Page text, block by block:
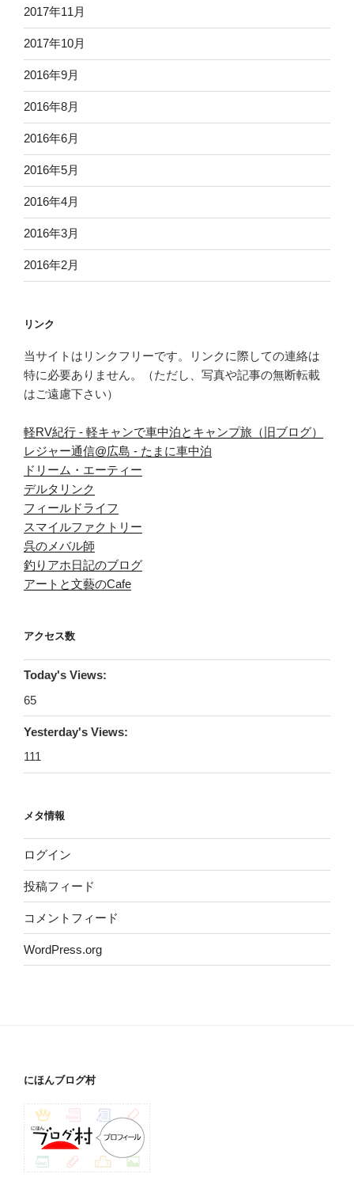
2017年11月
2017年10月
2016年9月
2016年8月
2016年6月
2016年5月
2016年4月
2016年3月
2016年2月
リンク
当サイトはリンクフリーです。リンクに際しての連絡は
特に必要ありません。（ただし、写真や記事の無断転載
はご遠慮下さい）
軽RV紀行 - 軽キャンで車中泊とキャンプ旅（旧ブログ）
レジャー通信@広島 - たまに車中泊
ドリーム・エーティー
デルタリンク
フィールドライフ
スマイルファクトリー
呉のメバル師
釣りアホ日記のブログ
アートと文藝のCafe
アクセス数
Today's Views:
65
Yesterday's Views:
111
メタ情報
ログイン
投稿フィード
コメントフィード
WordPress.org
にほんブログ村